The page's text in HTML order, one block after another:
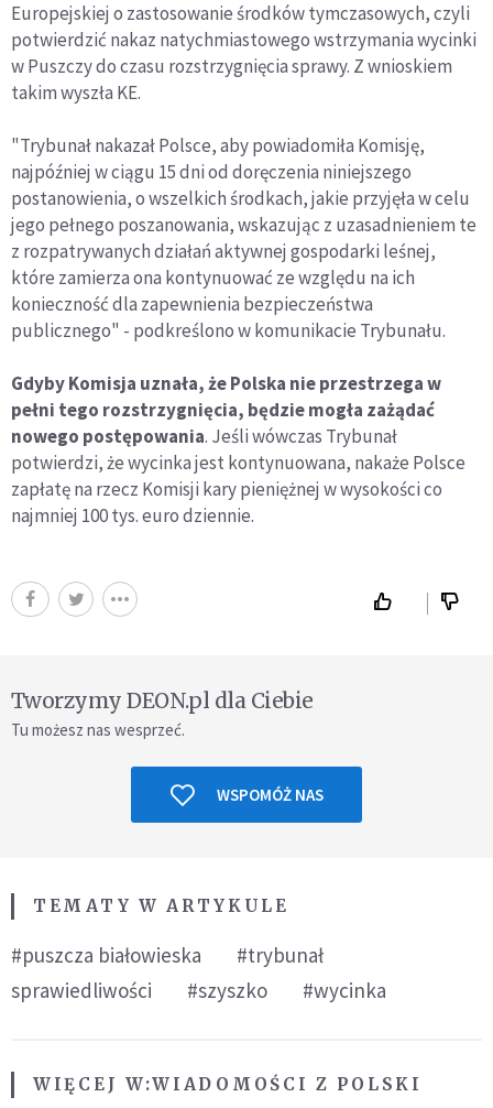
Europejskiej o zastosowanie środków tymczasowych, czyli
potwierdzić nakaz natychmiastowego wstrzymania wycinki
w Puszczy do czasu rozstrzygnięcia sprawy. Z wnioskiem
takim wyszła KE.
"Trybunał nakazał Polsce, aby powiadomiła Komisję,
najpóźniej w ciągu 15 dni od doręczenia niniejszego
postanowienia, o wszelkich środkach, jakie przyjęła w celu
jego pełnego poszanowania, wskazując z uzasadnieniem te
z rozpatrywanych działań aktywnej gospodarki leśnej,
które zamierza ona kontynuować ze względu na ich
konieczność dla zapewnienia bezpieczeństwa
publicznego" - podkreślono w komunikacie Trybunału.
Gdyby Komisja uznała, że Polska nie przestrzega w
pełni tego rozstrzygnięcia, będzie mogła zażądać
nowego postępowania. Jeśli wówczas Trybunał
potwierdzi, że wycinka jest kontynuowana, nakaże Polsce
zapłatę na rzecz Komisji kary pieniężnej w wysokości co
najmniej 100 tys. euro dziennie.
Tworzymy DEON.pl dla Ciebie
Tu możesz nas wesprzeć.
WSPOMÓŻ NAS
TEMATY W ARTYKULE
#puszcza białowieska
#trybunał
sprawiedliwości
#szyszko #wycinka
WIĘCEJ W:WIADOMOŚCI Z POLSKI